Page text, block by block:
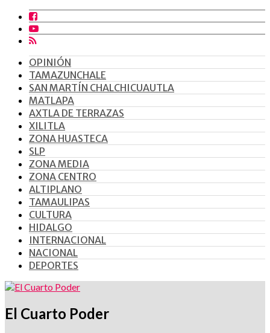
OPINIÓN
TAMAZUNCHALE
SAN MARTÍN CHALCHICUAUTLA
MATLAPA
AXTLA DE TERRAZAS
XILITLA
ZONA HUASTECA
SLP
ZONA MEDIA
ZONA CENTRO
ALTIPLANO
TAMAULIPAS
CULTURA
HIDALGO
INTERNACIONAL
NACIONAL
DEPORTES
El Cuarto Poder